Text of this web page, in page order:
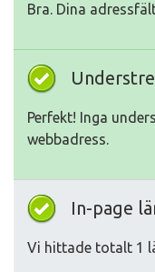
Bra. Dina
Perfekt! Inga
webbadress.
In-page
Vi hittade totalt 1